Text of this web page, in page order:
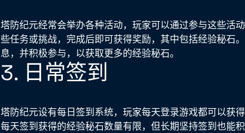
塔防纪元经常会举办各种活动，玩家可以通过参与这些活
些任务或挑战，完成后即可获得奖励，其中包括经验秘石
息，并积极参与，以获取更多的经验秘石。
3. 日常签到
塔防纪元设有每日签到系统，玩家每天登录游戏都可以获
每天签到获得的经验秘石数量有限，但长期坚持签到也能